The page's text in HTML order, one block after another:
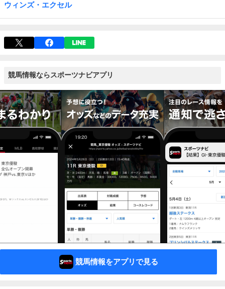
ウィンズ・エクセル
競馬情報ならスポーツナビアプリ
競馬情報をアプリで見る